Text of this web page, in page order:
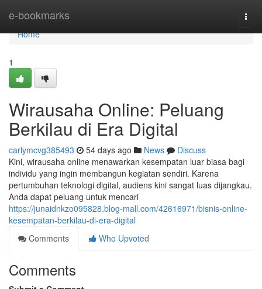
e-bookmarks
Home
Home
1
Wirausaha Online: Peluang
Berkilau di Era Digital
carlymcvg385493 54 days ago News
Discuss
Kini, wirausaha online menawarkan kesempatan luar biasa bagi
individu yang ingin membangun kegiatan sendiri. Karena
pertumbuhan teknologi digital, audiens kini sangat luas dijangkau.
Anda dapat peluang untuk mencari
https://junaidnkzo095828.blog-mall.com/42616971/bisnis-online-
kesempatan-berkilau-di-era-digital
Comments
Who Upvoted
Comments